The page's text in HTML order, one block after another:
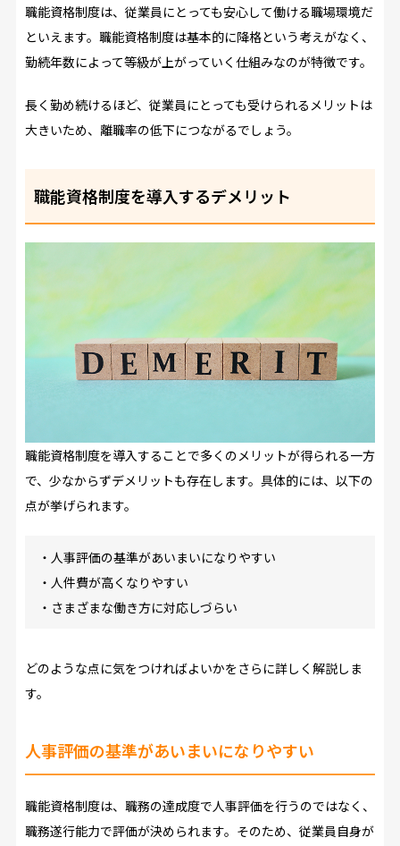
職能資格制度は、従業員にとっても安心して働ける職場環境だ
といえます。職能資格制度は基本的に降格という考えがなく、
勤続年数によって等級が上がっていく仕組みなのが特徴です。
長く勤め続けるほど、従業員にとっても受けられるメリットは
大きいため、離職率の低下につながるでしょう。
職能資格制度を導入するデメリット
職能資格制度を導入することで多くのメリットが得られる一方
で、少なからずデメリットも存在します。具体的には、以下の
点が挙げられます。
・人事評価の基準があいまいになりやすい
・人件費が高くなりやすい
・さまざまな働き方に対応しづらい
どのような点に気をつければよいかをさらに詳しく解説しま
す。
人事評価の基準があいまいになりやすい
職能資格制度は、職務の達成度で人事評価を行うのではなく、
職務遂行能力で評価が決められます。そのため、従業員自身が